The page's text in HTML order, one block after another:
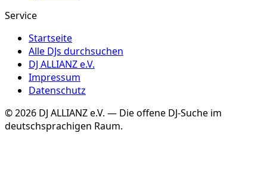
Service
Startseite
Alle DJs durchsuchen
DJ ALLIANZ e.V.
Impressum
Datenschutz
©2026 DJ ALLIANZ e.V. — Die offene DJ-Suche im
deutschsprachigen Raum.